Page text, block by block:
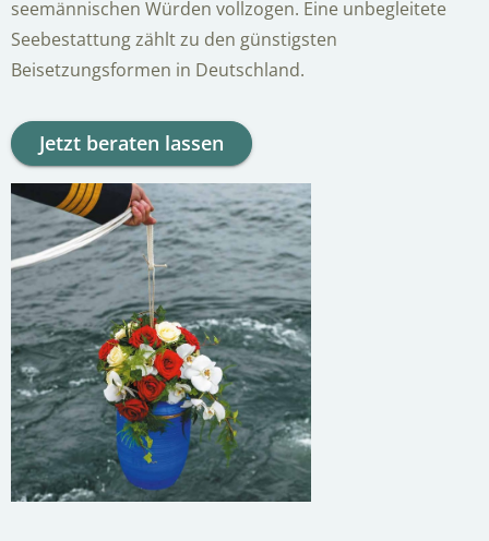
seemännischen Würden vollzogen. Eine unbegleitete
Seebestattung zählt zu den günstigsten
Beisetzungsformen in Deutschland.
Jetzt beraten lassen